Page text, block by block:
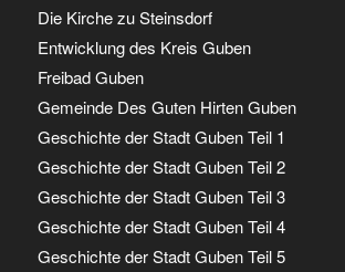
Die Kirche zu Steinsdorf
Entwicklung des Kreis Guben
Freibad Guben
Gemeinde Des Guten Hirten Guben
Geschichte der Stadt Guben Teil 1
Geschichte der Stadt Guben Teil 2
Geschichte der Stadt Guben Teil 3
Geschichte der Stadt Guben Teil 4
Geschichte der Stadt Guben Teil 5